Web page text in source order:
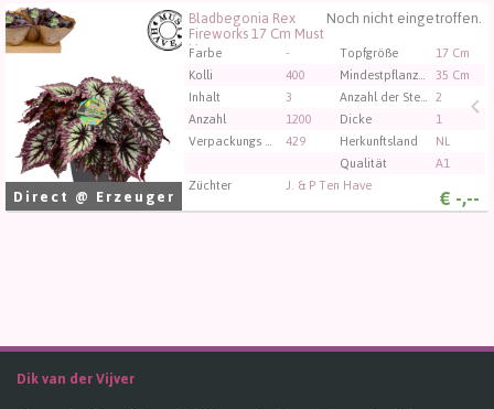
Direct @ Erzeuger
Noch nicht eingetroffen.
Bladbegonia Rex
Fireworks 17 Cm Must
Have
Farbe - Topfgröße
17 Cm
Kolli
400 Mindestpflanzenhöhe
35 Cm
Inhalt
3 Anzahl der Stecklinge/Pflanzen pro Topf
2
Anzahl
1200 Dicke
1
429 Herkunftsland
NL
Qualität
A1
Züchter
J. & P Ten Have
€ -,--
Bladbegonia Rex Fireworks 17 Cm Must Have
Sie müssen angemeldet sein, um kaufen zu können.
Klicken Sie hier, um sich einzuloggen.
Dik van der Vijver